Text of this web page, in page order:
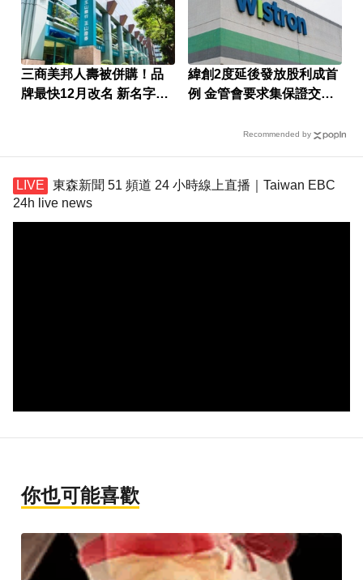
三商美邦人壽被併購！品
牌最快12月改名 新名字曝
緯創2度延後發放股利成首
例 金管會要求集保證交所
Recommended by
東森新聞 51 頻道 24 小時線上直播｜Taiwan EBC
24h live news
你也可能喜歡